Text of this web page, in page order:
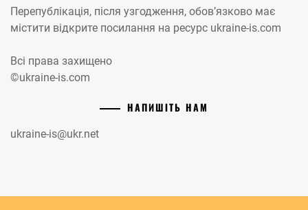
Перепублікація, після узгодження, обов’язково має
містити відкрите посилання на ресурс ukraine-is.com
Всі права захищено
©ukraine-is.com
НАПИШІТЬ НАМ
ukraine-is@ukr.net